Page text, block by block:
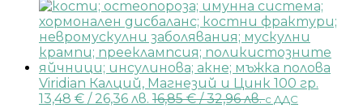
Viridian Калций, Магнезий и Цинк 100 гр.
13,48 € / 26,36 лв. 16,85€/ 32,96 лв.с ДДС